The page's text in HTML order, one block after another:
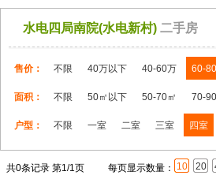
水电四局南院(水电新村) 二手房
售价： 不限 40万以下 40-60万 60-
面积： 不限 50㎡以下 50-70㎡ 70-
户型： 不限 一室 二室 三室 四室
共0条记录 第1/1页 每页显示数量： 10 20